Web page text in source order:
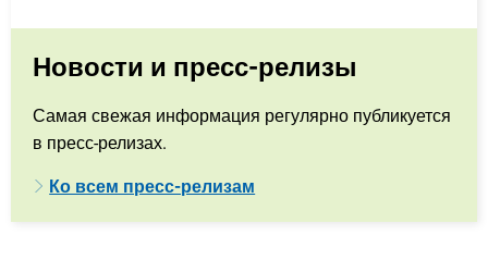
Новости и пресс-релизы
Самая свежая информация регулярно публикуется
в пресс-релизах.
Ко всем пресс-релизам